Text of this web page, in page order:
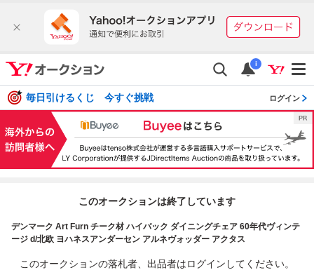
i
毎日引けるくじ 今すぐ挑戦 ログイン
このオークションは終了しています
デンマーク Art Furn チーク材 ハイバック ダイニングチェア 60年代ヴィンテ
ージ d/北欧 ヨハネスアンダーセン アルネヴォッダー アクタス
このオークションの落札者、出品者はログインしてください。